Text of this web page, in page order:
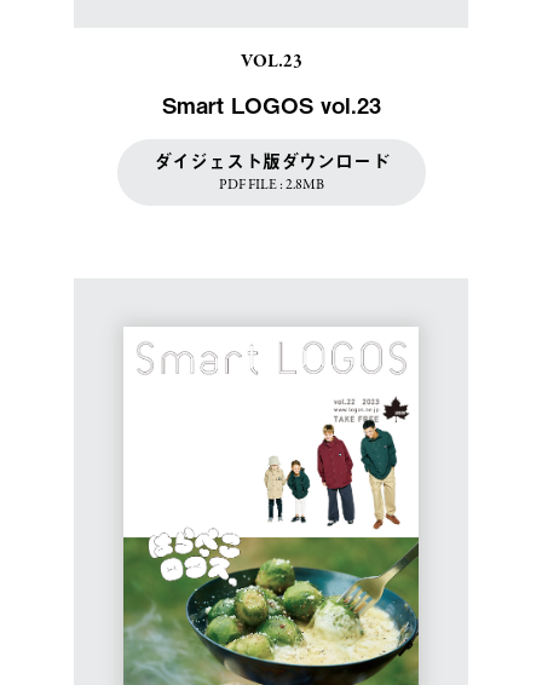
VOL.23
Smart LOGOS vol.23
ダイジェスト版ダウンロード
PDF FILE : 2.8MB